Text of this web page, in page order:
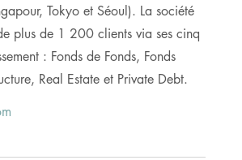
Tokyo et Séoul). La société
plus de 1 200 clients via ses cinq
: Fonds de Fonds, Fonds
Real Estate et Private Debt.